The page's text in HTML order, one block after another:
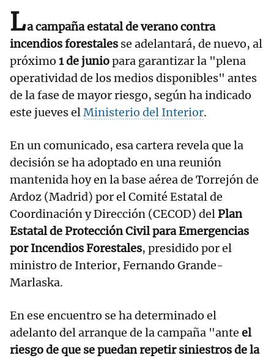
La campaña estatal de verano contra
incendios forestales se adelantará, de nuevo, al
próximo 1 de juniopara garantizar la "plena
operatividad de los medios disponibles" antes
de la fase de mayor riesgo, según ha indicado
este jueves elMinisterio del Interior.
En un comunicado, esa cartera revela que la
decisión se ha adoptado en una reunión
mantenida hoy en la base aérea de Torrejón de
Ardoz (Madrid) por el Comité Estatal de
Coordinación y Dirección (CECOD) delPlan
Estatal de Protección Civil para Emergencias
por Incendios Forestales, presidido por el
ministro de Interior, Fernando Grande-
Marlaska.
En ese encuentro se ha determinado el
adelanto del arranque de la campaña "ante el
riesgo de que se puedan repetir siniestros de la